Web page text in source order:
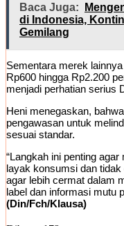
Baca Juga:
di Indonesia,
Gemilang
Sementara merek
Rp600 hingga Rp2.200
menjadi perhatian serius
Heni menegaskan,
pengawasan untuk
sesuai standar.
“Langkah ini penting
layak konsumsi dan
agar lebih cermat dalam
label dan informasi mutu
(Din/Fch/Klausa)